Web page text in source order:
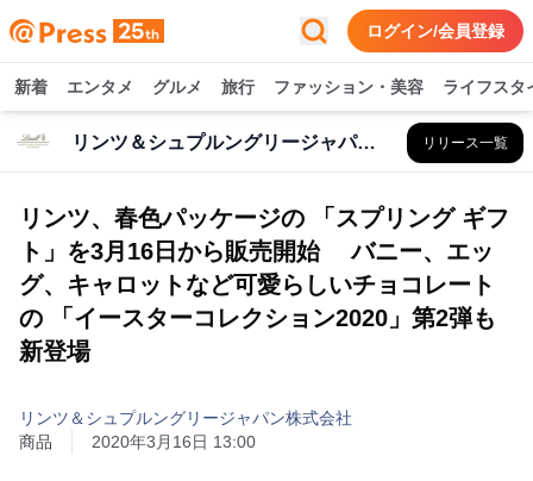
ログイン/会員登録
新着 エンタメ グルメ 旅行 ファッション・美容 ライフスタ
リンツ＆シュプルングリージャパン株式会社 リリース一覧
リンツ、春色パッケージの 「スプリング ギフ
ト」を3月16日から販売開始 バニー、エッ
グ、キャロットなど可愛らしいチョコレート
の 「イースターコレクション2020」第2弾も
新登場
リンツ＆シュプルングリージャパン株式会社
商品
2020年3月16日 13:00